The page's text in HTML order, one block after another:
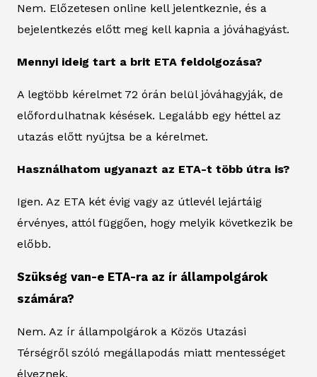
Nem. Előzetesen online kell jelentkeznie, és a
bejelentkezés előtt meg kell kapnia a jóváhagyást.
Mennyi ideig tart a brit ETA feldolgozása?
A legtöbb kérelmet 72 órán belül jóváhagyják, de
előfordulhatnak késések. Legalább egy héttel az
utazás előtt nyújtsa be a kérelmet.
Használhatom ugyanazt az ETA-t több útra is?
Igen. Az ETA két évig vagy az útlevél lejártáig
érvényes, attól függően, hogy melyik következik be
előbb.
Szükség van-e ETA-ra az ír állampolgárok
számára?
Nem. Az ír állampolgárok a Közös Utazási
Térségről szóló megállapodás miatt mentességet
élveznek.